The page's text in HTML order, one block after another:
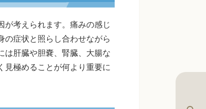
考えられます。痛みの感じ
症状と照らし合わせながら
は肝臓や胆嚢、腎臓、大腸な
見極めることが何より重要に